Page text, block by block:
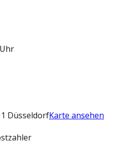
DüsseldorfKarte ansehen